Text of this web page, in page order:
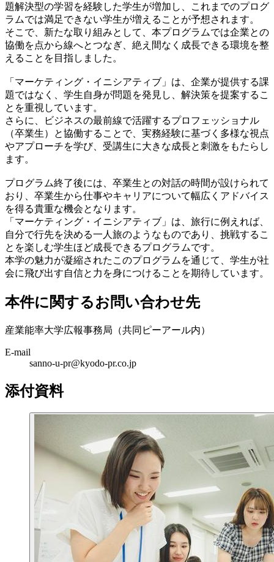
題解決型の学習を経験した学生が増加し、これまでのプログ
ラムでは満足できない学生が増えることが予想されます。
そこで、新たな取り組みとして、本プログラムでは企業との
協働を点から線へとつなぎ、絶え間なく成長できる環境を整
えることを目指しました。
「マーケティング・イニシアティブ」は、企業が提供する課
題ではなく、学生自身が問題を発見し、解決策を提案するこ
とを重視しています。
さらに、ビジネスの最前線で活躍するプロフェッショナル
（卒業生）と協働することで、実務経験に基づく多様な視点
やアプローチを学び、受講生に大きな成長と刺激をもたらし
ます。
プログラム終了後には、卒業生との対話の時間が設けられて
おり、卒業生から仕事やキャリアについて幅広くアドバイス
を得る貴重な機会となります。
「マーケティング・イニシアティブ」は、旅行に例えれば、
自分で行先を決める一人旅のようなものであり、挑戦するこ
とを楽しむ学生ほど成長できるプログラムです。
本学の魅力が凝縮されたこのプログラムを通じて、学生が社
会に飛び出す自信と力を身につけることを期待しています。
本件に関するお問い合わせ先
産業能率大学広報事務局（共同ピーアール内）
E-mail
sanno-u-pr@kyodo-pr.co.jp
添付資料